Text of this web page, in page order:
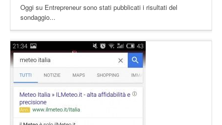
Oggi su Entrepreneur sono stati pubblicati i risultati del
sondaggio...